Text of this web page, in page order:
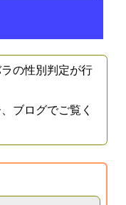
の性別判定が行
ブログでご覧く